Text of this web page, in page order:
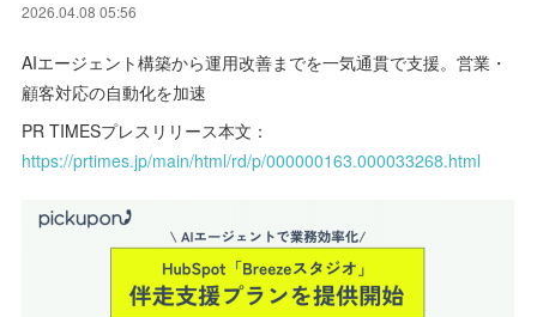
2026.04.08 05:56
AIエージェント構築から運用改善までを一気通貫で支援。営業・
顧客対応の自動化を加速
PR TIMESプレスリリース本文：
https://prtimes.jp/main/html/rd/p/000000163.000033268.html